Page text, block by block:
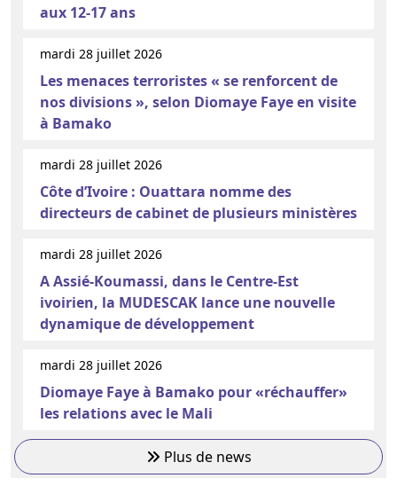
aux 12-17 ans
mardi 28 juillet 2026
Les menaces terroristes « se renforcent de
nos divisions », selon Diomaye Faye en visite
à Bamako
mardi 28 juillet 2026
Côte d’Ivoire : Ouattara nomme des
directeurs de cabinet de plusieurs ministères
mardi 28 juillet 2026
A Assié-Koumassi, dans le Centre-Est
ivoirien, la MUDESCAK lance une nouvelle
dynamique de développement
mardi 28 juillet 2026
Diomaye Faye à Bamako pour «réchauffer»
les relations avec le Mali
Plus de news